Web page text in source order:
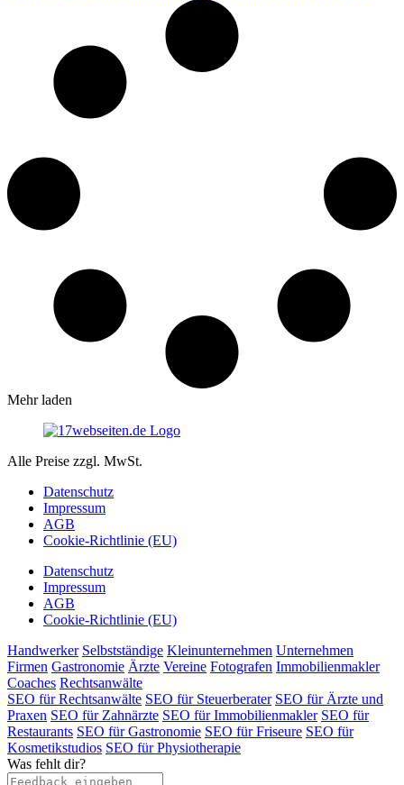
Mehr laden
Alle Preise zzgl. MwSt.
Datenschutz
Impressum
AGB
Cookie-Richtlinie (EU)
Datenschutz
Impressum
AGB
Cookie-Richtlinie (EU)
Handwerker Selbstständige Kleinunternehmen Unternehmen
Firmen Gastronomie Ärzte Vereine Fotografen Immobilienmakler
Coaches Rechtsanwälte
SEO für Rechtsanwälte SEO für Steuerberater SEO für Ärzte und
Praxen SEO für Zahnärzte SEO für Immobilienmakler SEO für
Restaurants SEO für Gastronomie SEO für Friseure SEO für
Kosmetikstudios SEO für Physiotherapie
Was fehlt dir?